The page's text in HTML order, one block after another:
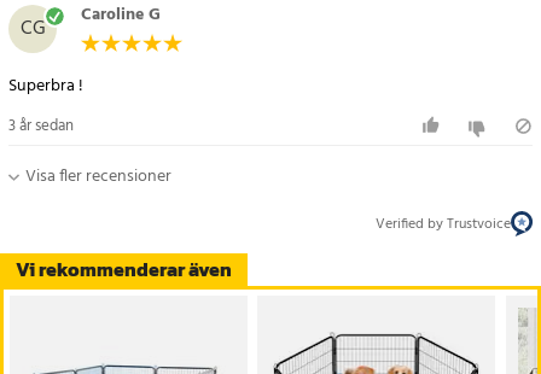
Vi rekommenderar även
CG Caroline G
Superbra !
3 år sedan
Visa fler recensioner
Verified by Trustvoice